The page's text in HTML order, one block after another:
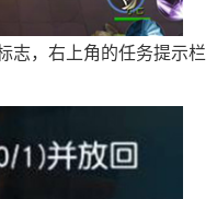
，右上角的任务提示栏